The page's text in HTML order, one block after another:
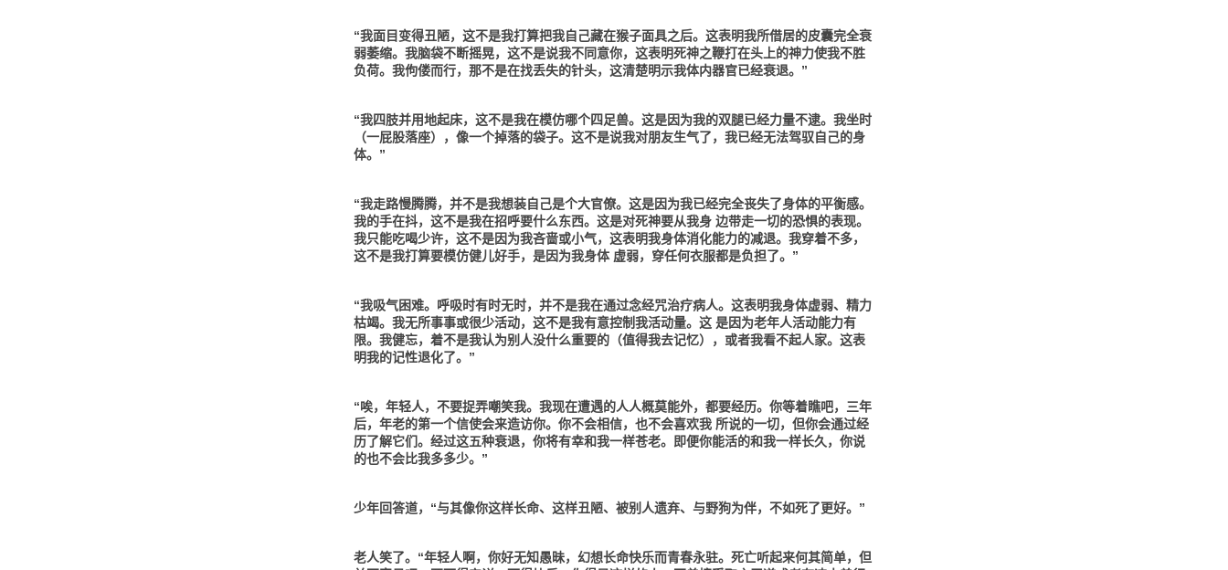
“我面目变得丑陋，这不是我打算把我自己藏在猴子面具之后。这表明我所借居的皮囊完全衰
弱萎缩。我脑袋不断摇晃，这不是说我不同意你，这表明死神之鞭打在头上的神力使我不胜
负荷。我佝偻而行，那不是在找丢失的针头，这清楚明示我体内器官已经衰退。”
“我四肢并用地起床，这不是我在模仿哪个四足兽。这是因为我的双腿已经力量不逮。我坐时
（一屁股落座），像一个掉落的袋子。这不是说我对朋友生气了，我已经无法驾驭自己的身
体。”
“我走路慢腾腾，并不是我想装自己是个大官僚。这是因为我已经完全丧失了身体的平衡感。
我的手在抖，这不是我在招呼要什么东西。这是对死神要从我身 边带走一切的恐惧的表现。
我只能吃喝少许，这不是因为我吝啬或小气，这表明我身体消化能力的减退。我穿着不多，
这不是我打算要模仿健儿好手，是因为我身体 虚弱，穿任何衣服都是负担了。”
“我吸气困难。呼吸时有时无时，并不是我在通过念经咒治疗病人。这表明我身体虚弱、精力
枯竭。我无所事事或很少活动，这不是我有意控制我活动量。这 是因为老年人活动能力有
限。我健忘，着不是我认为别人没什么重要的（值得我去记忆），或者我看不起人家。这表
明我的记性退化了。”
“唉，年轻人，不要捉弄嘲笑我。我现在遭遇的人人概莫能外，都要经历。你等着瞧吧，三年
后，年老的第一个信使会来造访你。你不会相信，也不会喜欢我 所说的一切，但你会通过经
历了解它们。经过这五种衰退，你将有幸和我一样苍老。即便你能活的和我一样长久，你说
的也不会比我多多少。”
少年回答道，“与其像你这样长命、这样丑陋、被别人遗弃、与野狗为伴，不如死了更好。”
老人笑了。“年轻人啊，你好无知愚昧，幻想长命快乐而青春永驻。死亡听起来何其简单，但